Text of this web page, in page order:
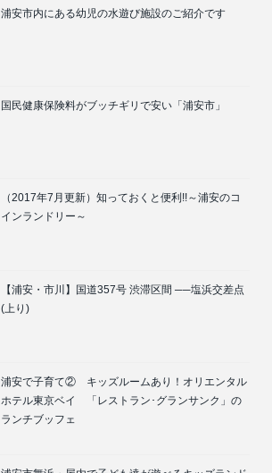
浦安市内にある幼児の水遊び施設のご紹介です
国民健康保険料がブッチギリで安い「浦安市」
（2017年7月更新）知っておくと便利!!～浦安のコ
インランドリー～
【浦安・市川】国道357号 渋滞区間 ──塩浜交差点
(上り)
浦安で子育て② キッズルームあり！オリエンタル
ホテル東京ベイ 「レストラン･グランサンク」の
ランチブッフェ